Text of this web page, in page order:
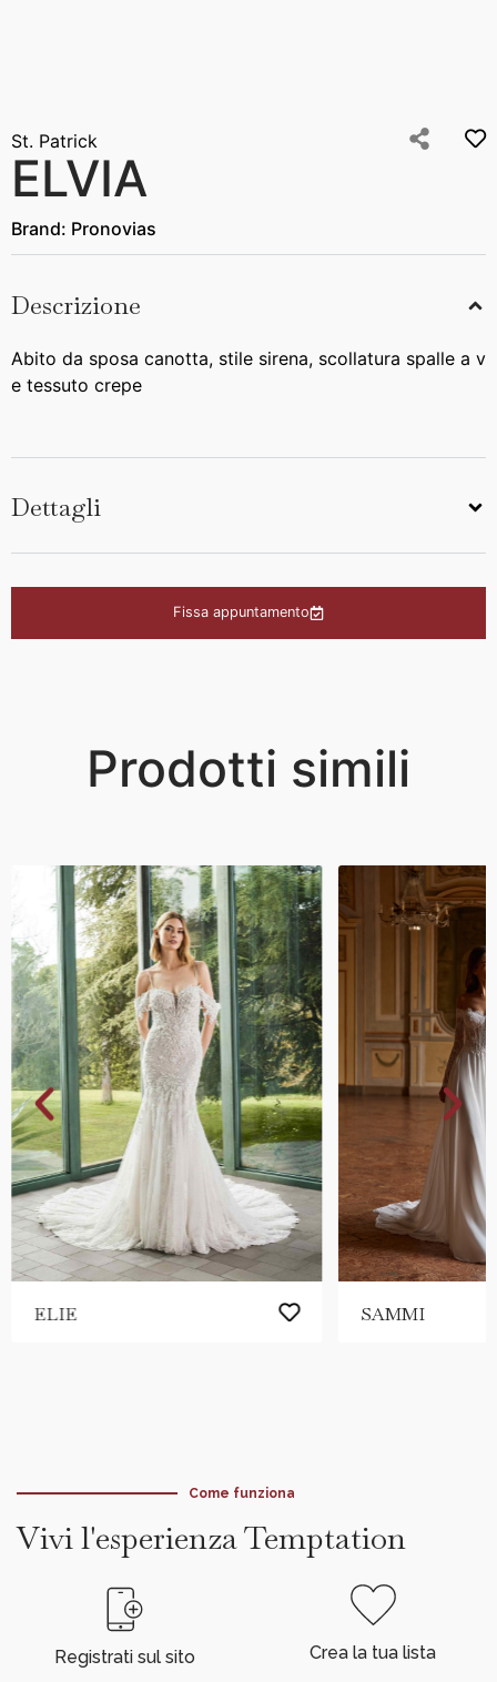
St. Patrick
ELVIA
Brand: Pronovias
Descrizione
Abito da sposa canotta, stile sirena, scollatura spalle a v
e tessuto crepe
Dettagli
Fissa appuntamento
Prodotti simili
ELIE SAMMI
Come funziona
Vivi l'esperienza Temptation
Registrati sul sito Crea la tua lista